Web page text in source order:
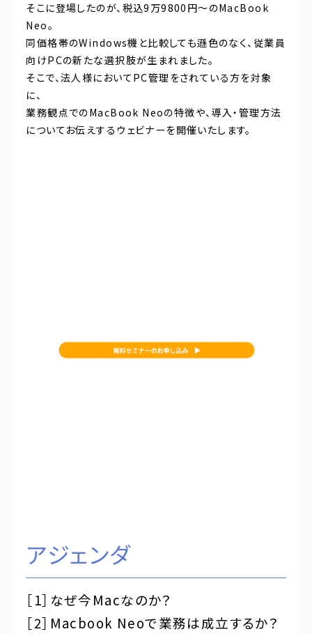
そこに登場したのが、税込9万9800円～のMacBook
Neo。
同価格帯のWindows機と比較しても遜色のなく、従業員
向けPCの新たな選択肢が生まれました。
そこで、法人様においてPC管理をされている方を対象
に、
業務観点でのMacBook Neoの特徴や、導入・管理方法
についてお伝えするウェビナーを開催いたします。
アジェンダ
［1］なぜ今Macなのか？
［2］Macbook Neoで業務は成立するか？